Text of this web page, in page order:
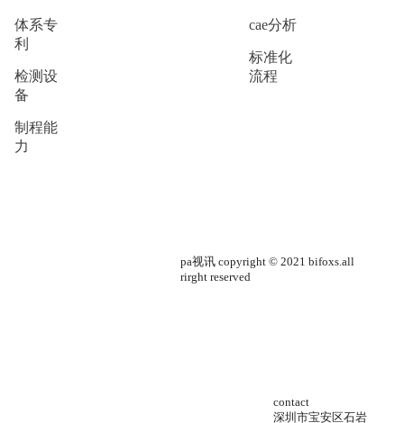
体系专
利
检测设
备
制程能
力
cae分析
标准化
流程
pa视讯 copyright © 2021 bifoxs.all
rirght reserved
contact
深圳市宝安区石岩